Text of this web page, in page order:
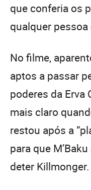
que conferia os
qualquer
No filme,
aptos a passar
poderes da Erva
mais claro
restou após a
para que
deter Killmonger.